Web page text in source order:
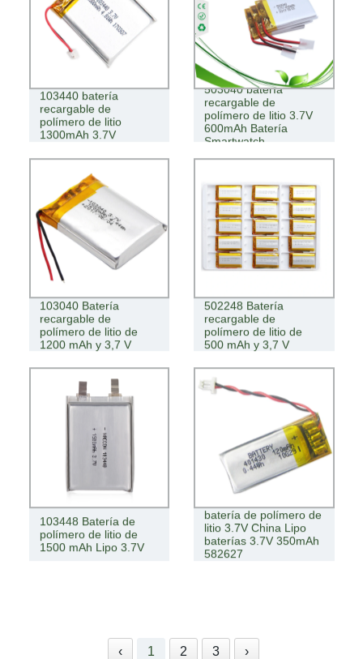
103440 batería
recargable de
polímero de litio
1300mAh 3.7V
503040 batería
recargable de
polímero de litio 3.7V
600mAh Batería
Smartwatch
103040 Batería
recargable de
polímero de litio de
1200 mAh y 3,7 V
502248 Batería
recargable de
polímero de litio de
500 mAh y 3,7 V
103448 Batería de
polímero de litio de
1500 mAh Lipo 3.7V
batería de polímero de
litio 3.7V China Lipo
baterías 3.7V 350mAh
582627
‹ 1 2 3 ›